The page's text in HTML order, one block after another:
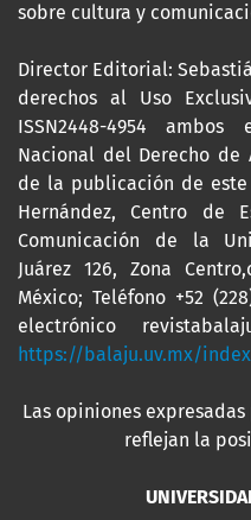
sobre cultura y
Director Editorial:
derechos al Uso
ISSN2448-4954
Nacional del Derecho de
de la publicación de este
Hernández, Centro de
Comunicación de la
Juárez 126, Zona
México; Teléfono +52
electrónico
https://balaju.uv.mx/
Las opiniones
reflejan la